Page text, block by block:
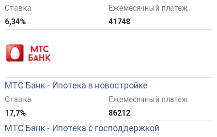
Ставка
6,34%
Ежемесячный платёж
41748
МТС Банк - Ипотека в новостройке
Ставка
17,7%
Ежемесячный платёж
86212
МТС Банк - Ипотека с господдержкой